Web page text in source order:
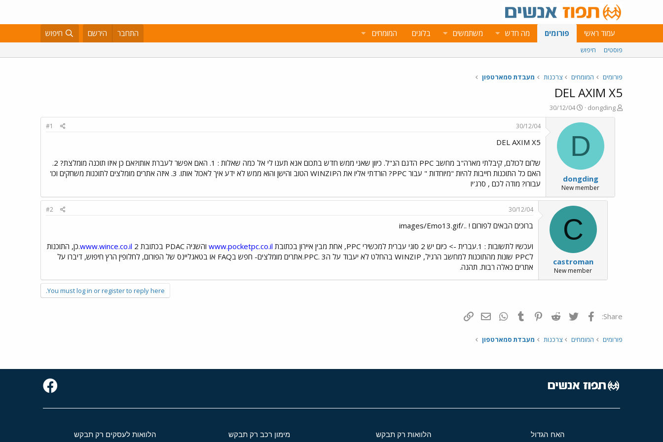
עמוד ראשי פורומים מה חדש משתמשים בלוגים המומחים התחבר הירשם חיפוש
פוסטים חיפוש
פורומים המומחים צרכנות מעבדת סמארטפון
DEL AXIM X5
פ
ו
dongding
פ
ו
ר
ב
א
ר
ך
30/12/04
D
dongding
New member
30/12/04
#1
DEL AXIM X5
שלום לכולם, קיבלתי מארה"ב מחשב PPC הדגם הנ"ל. כיוון שאני ממש חדש בתכום אנא תענו לי אל כמה שאלות : 1. האם אפשר לעברת אותו?אם כן איזו תוכנה מומלצת? 2.
האם כל התוכנות חייבות להיות "מיוחדות " עבור PPC? הורדתי אליו את הWINZIP הטוב והישן והוא ממש לא ידע איך לאכול אותו. 3. איזה אתרים מומלצים לתוכנות משחקים וכו'
עבורו? מודה לכם , סרג'יו
C
castroman
New member
30/12/04
#2
ברוכים הבאים לפורום ! ../images/Emo13.gif
ועכשיו לתשובות : 1.עברית -> כיום יש 2 סוגי עברית למכשירי PPC, אחת מבין איירון בכתובת www.pocketpc.co.il והשניה PDAC בכתובת www.wince.co.il2.כן, התוכנות
לPPC שונות מהתוכנות למחשב הרגיל, WINZIP בהחלט לא יעבוד על הPPC. 3.אתרים מומלצים- חפש בFAQ או בטאגליינס של הפורום, לחלופין הרץ חיפוש, דיברו על
אתרים כאלה רבות. תהנה.
You must log in or register to reply here.
Share: פייסבוק Twitter
Reddit
Pinterest
Tumblr
WhatsAppדואר אלקטרוני
פורומים המומחים צרכנות מעבדת סמארטפון
האח הגדול הלוואות רק תבקש מימון רכב רק תבקש הלוואות לעסקים רק תבקש